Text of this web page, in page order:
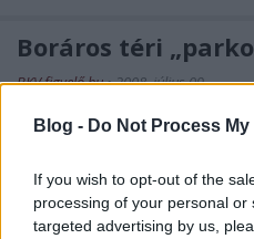
Blog - Do Not Process
If you wish to opt-out of the
processing of your personal
targeted advertising by us,
Boráros téri
BKV figyelő.hu•2008. július 09.
A blogon a BKV-s
csomópontokról,
főpolgármester-